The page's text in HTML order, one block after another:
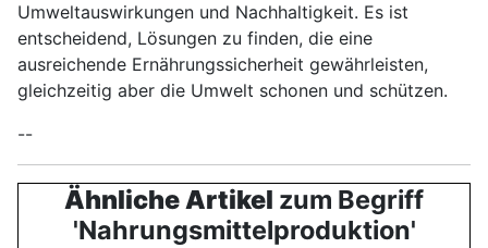
Umweltauswirkungen und Nachhaltigkeit. Es ist
entscheidend, Lösungen zu finden, die eine
ausreichende Ernährungssicherheit gewährleisten,
gleichzeitig aber die Umwelt schonen und schützen.
--
Ähnliche Artikel zum Begriff
'Nahrungsmittelproduktion'